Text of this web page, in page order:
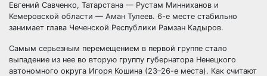
Евгений Савченко, Татарстана — Рустам Минниханов и
Кемеровской области — Аман Тулеев. 6-е месте стабильно
занимает глава Чеченской Республики Рамзан Кадыров.
Самым серьезным перемещением в первой группе стало
выпадение из нее во вторую группу губернатора Ненецкого
автономного округа Игоря Кошина (23–26-е места). Как считают